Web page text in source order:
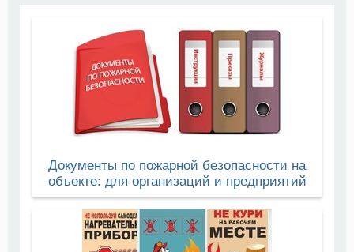
Документы по пожарной безопасности на
объекте: для организаций и предприятий